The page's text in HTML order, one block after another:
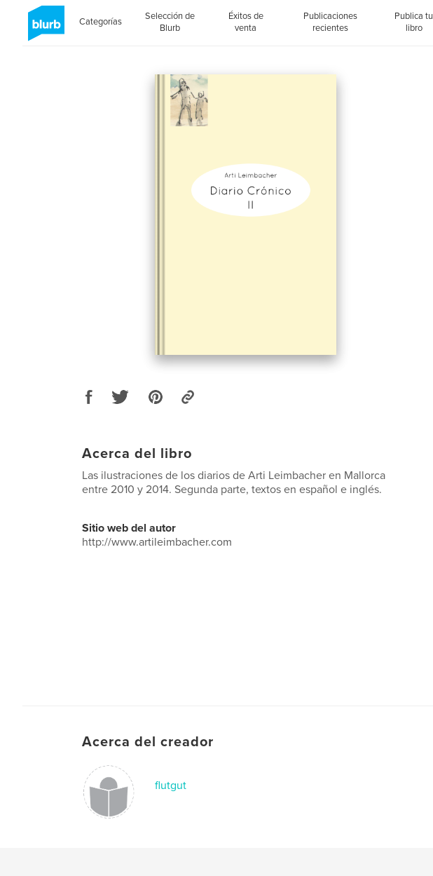
Categorías
Selección de
Blurb
Éxitos de
venta
Publicaciones
recientes
Publica tu
libro
Acerca del libro
Las ilustraciones de los diarios de Arti Leimbacher en Mallorca
entre 2010 y 2014. Segunda parte, textos en español e inglés.
Sitio web del autor
http://www.artileimbacher.com
Acerca del creador
flutgut